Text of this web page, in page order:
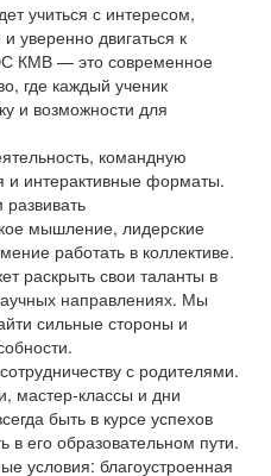
учиться с интересом,
уверенно двигаться к
КМВ — это современное
где каждый ученик
и возможности для
командную
и интерактивные форматы.
мышление, лидерские
работать в коллективе.
раскрыть свои таланты в
направлениях. Мы
сильные стороны и
с родителями.
мастер-классы и дни
быть в курсе успехов
в его образовательном пути.
условия: благоустроенная